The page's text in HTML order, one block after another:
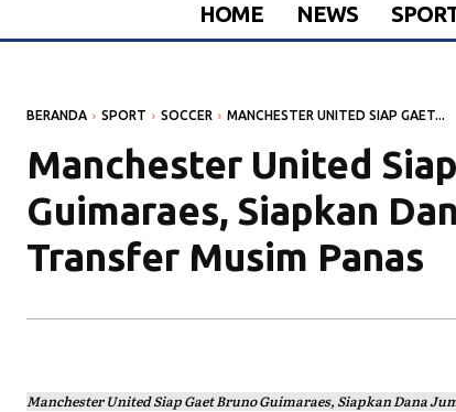
HOME NEWS
BERANDA SPORT SOCCER MANCHESTER UNITED SIAP GAET...
Manchester United
Guimaraes, Siapkan
Transfer Musim Panas
Manchester United Siap Gaet Bruno Guimaraes, Siapkan Dana